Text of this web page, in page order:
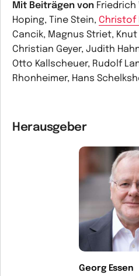
Mit Beiträgen von Friedrich
Hoping, Tine Stein, Christof
Cancik, Magnus Striet, Knut
Christian Geyer, Judith
Otto Kallscheuer, Rudolf
Rhonheimer, Hans
Herausgeber
Georg Essen